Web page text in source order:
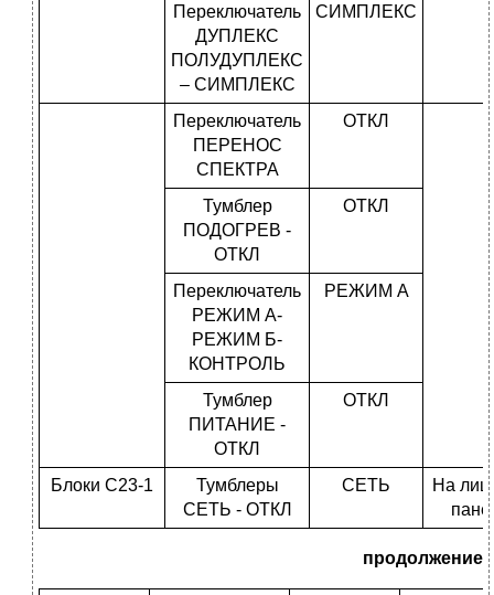
Переключатель
ДУПЛЕКС
ПОЛУДУПЛЕКС
– СИМПЛЕКС
СИМПЛЕКС
Переключатель
ПЕРЕНОС
СПЕКТРА
ОТКЛ
Тумблер
ПОДОГРЕВ -
ОТКЛ
ОТКЛ
Переключатель
РЕЖИМ А-
РЕЖИМ Б-
КОНТРОЛЬ
РЕЖИМ А
Тумблер
ПИТАНИЕ -
ОТКЛ
ОТКЛ
Блоки С23-1
Тумблеры
СЕТЬ - ОТКЛ
СЕТЬ
На
продолжение